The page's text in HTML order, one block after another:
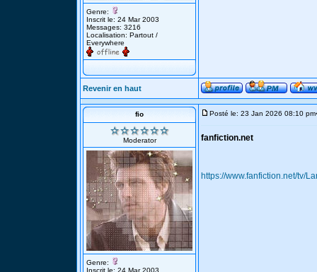
Genre:
Inscrit le: 24 Mar 2003
Messages: 3216
Localisation: Partout /
Everywhere
Revenir en haut
fio
Moderator
Genre:
Inscrit le: 24 Mar 2003
Posté le: 23 Jan 2026 08:10 pm
fanfiction.net
https://www.fanfiction.net/tv/